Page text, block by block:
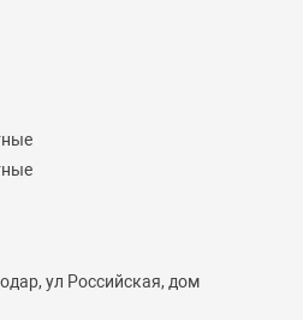
ул Российская, дом